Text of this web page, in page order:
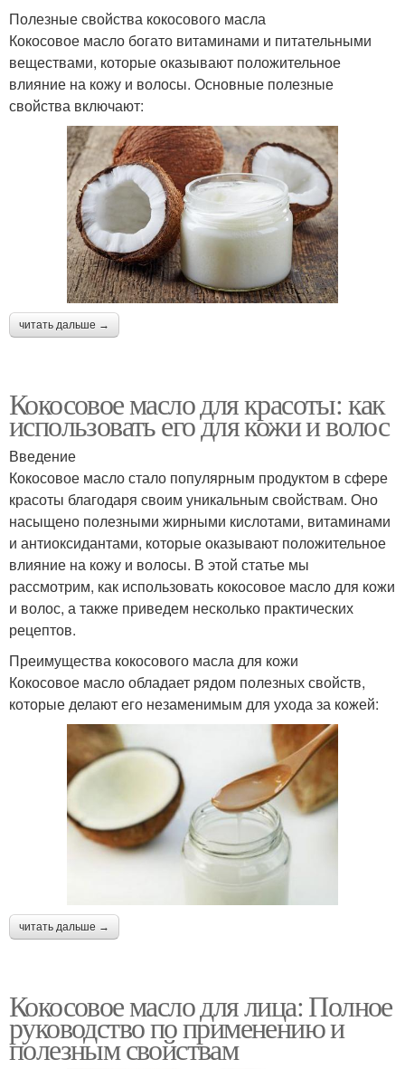
Полезные свойства кокосового масла
Кокосовое масло богато витаминами и питательными
веществами, которые оказывают положительное
влияние на кожу и волосы. Основные полезные
свойства включают:
читать дальше →
Кокосовое масло для красоты: как
использовать его для кожи и волос
Введение
Кокосовое масло стало популярным продуктом в сфере
красоты благодаря своим уникальным свойствам. Оно
насыщено полезными жирными кислотами, витаминами
и антиоксидантами, которые оказывают положительное
влияние на кожу и волосы. В этой статье мы
рассмотрим, как использовать кокосовое масло для кожи
и волос, а также приведем несколько практических
рецептов.
Преимущества кокосового масла для кожи
Кокосовое масло обладает рядом полезных свойств,
которые делают его незаменимым для ухода за кожей:
читать дальше →
Кокосовое масло для лица: Полное
руководство по применению и
полезным свойствам